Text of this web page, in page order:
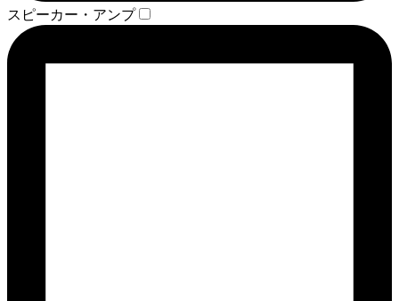
スピーカー・アンプ